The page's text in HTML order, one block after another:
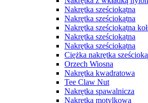
Nakrętka sześciokątna
Nakrętka sześciokątna
Nakrętka sześciokątna
Nakrętka sześciokątna
Nakrętka sześciokątna
Ciężka nakrętka
Orzech Wiosna
Nakrętka kwadratowa
Tee Claw Nut
Nakrętka spawalnicza
Nakrętka motylkowa